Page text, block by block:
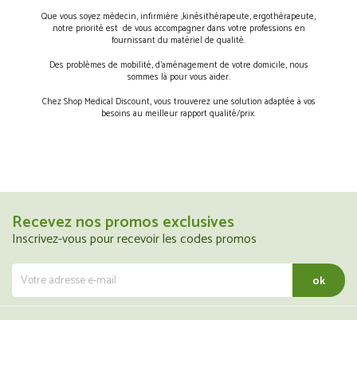
Que vous soyez médecin, infirmière ,kinésithérapeute, ergothérapeute,
notre priorité est de vous accompagner dans votre professions en
fournissant du matériel de qualité.
Des problèmes de mobilité, d’aménagement de votre domicile, nous
sommes là pour vous aider.
Chez Shop Medical Discount, vous trouverez une solution adaptée à vos
besoins au meilleur rapport qualité/prix.
Recevez nos promos exclusives
Inscrivez-vous pour recevoir les codes promos